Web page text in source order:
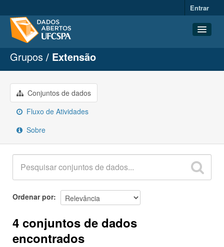
Entrar
Conjuntos de dados
Organizações
Grupos
Sobre
Grupos Extensão
Conjuntos de dados
Fluxo de Atividades
Sobre
Ordenar por
4 conjuntos de dados
encontrados